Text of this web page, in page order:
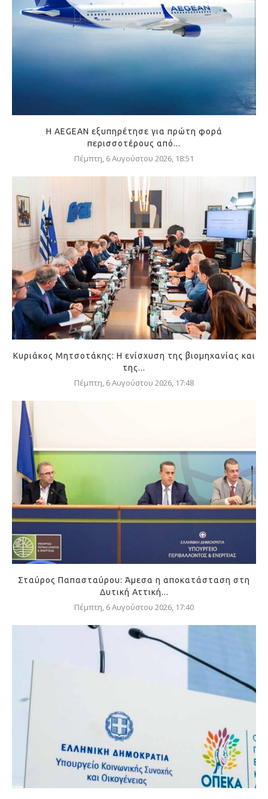
Η AEGEAN εξυπηρέτησε για πρώτη φορά
περισσοτέρους από...
Πέμπτη, 6 Αυγούστου 2026, 18:51
Κυριάκος Μητσοτάκης: Η ενίσχυση της βιομηχανίας και
της...
Πέμπτη, 6 Αυγούστου 2026, 17:48
Σταύρος Παπασταύρου: Άμεσα η αποκατάσταση στη
Δυτική Αττική...
Πέμπτη, 6 Αυγούστου 2026, 17:40